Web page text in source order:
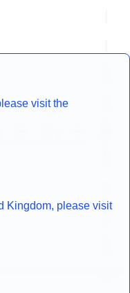
visit the
Kingdom, please visit